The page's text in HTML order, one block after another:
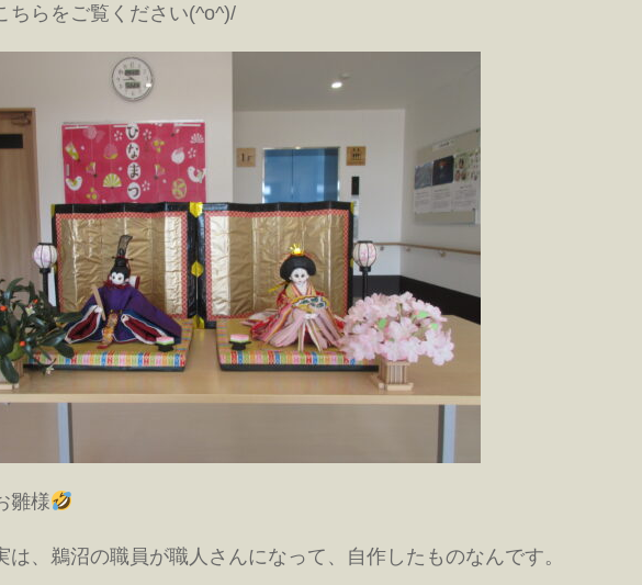
ちらをご覧ください(^o^)/
雛様
は、鵜沼の職員が職人さんになって、自作したものなんです。